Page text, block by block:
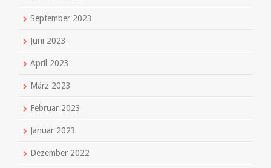
September 2023
Juni 2023
April 2023
März 2023
Februar 2023
Januar 2023
Dezember 2022